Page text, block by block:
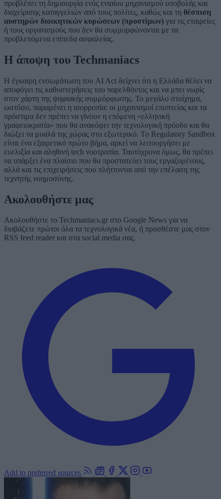
προβλέπει τη δημιουργία ενός ενιαίου μηχανισμού υποβολής και
διαχείρισης καταγγελιών από τους πολίτες, καθώς και τη θέσπιση
αυστηρών διοικητικών κυρώσεων (προστίμων) για τις εταιρείες
ή τους οργανισμούς που δεν θα συμμορφώνονται με τα
προβλεπόμενα επίπεδα ασφαλείας.
Η άποψη του Techmaniacs
Η έγκαιρη ενσωμάτωση του AI Act δείχνει ότι η Ελλάδα θέλει να
αποφύγει τις καθυστερήσεις του παρελθόντος και να μπει νωρίς
στον χάρτη της ψηφιακής συμμόρφωσης. Το μεγάλο στοίχημα,
ωστόσο, παραμένει η ισορροπία: οι μηχανισμοί εποπτείας και τα
πρόστιμα δεν πρέπει να γίνουν η επόμενη «ελληνική
γραφειοκρατία» που θα ανακόψει την τεχνολογική πρόοδο και θα
διώξει τα μυαλά της χώρας στο εξωτερικό. Το Regulatory Sandbox
είναι ένα εξαιρετικό πρώτο βήμα, αρκεί να λειτουργήσει με
ευελιξία και αληθινή tech νοοτροπία. Ταυτόχρονα όμως, θα πρέπει
να υπάρξει ένα πλαίσιο που θα προστατεύει τους εργαζομένους,
αλλά και τις επιχειρήσεις που πλήττονται από την επέλαση της
τεχνητής νοημοσύνης.
Ακολουθήστε μας
Ακολουθήστε το Techmaniacs.gr στο Google News για να
διαβάζετε πρώτοι όλα τα τεχνολογικά νέα, ή προσθέστε μας στον
RSS feed reader και στα social media σας.
Add to preferred sources